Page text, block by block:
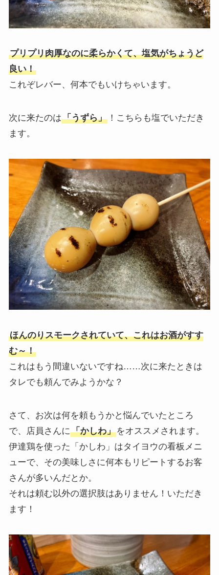
プリプリ肉厚なのに柔らかくて、塩気がちょうど
良い！
これぞレバー、何本でもいけちゃいます。
次に来たのは「うずら」！こちらも塩でいただき
ます。
ほんのりスモークされていて、これはお酒がすす
む～！
これはもう間違いないですね……次に来たときは
タレでも頼んでみようかな？
さて、お次は何を頼もうかと悩んでいたところ
で、店員さんに「かしわ」をオススメされます。
伊達鶏を使った「かしわ」はタイヨウの看板メニ
ューで、その美味しさに何本もリピートするお客
さんが多いんだとか。
それは頼む以外の選択肢はありません！いただき
ます！